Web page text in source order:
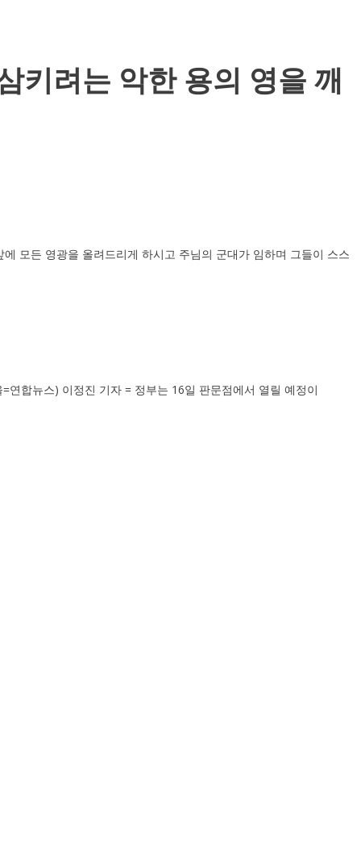
키려는 악한 용의 영을 깨
모든 영광을 올려드리게 하시고 주님의 군대가 임하며 그들이 스스
연합뉴스) 이정진 기자 = 정부는 16일 판문점에서 열릴 예정이